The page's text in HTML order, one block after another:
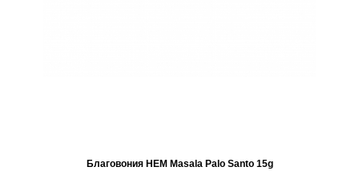
Благовония HEM Masala Palo Santo 15g